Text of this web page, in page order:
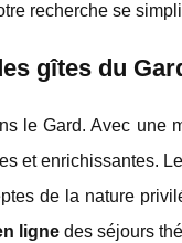
recherche se
gîtes du
le Gard. Avec une
et enrichissantes.
de la nature
ligne des séjours